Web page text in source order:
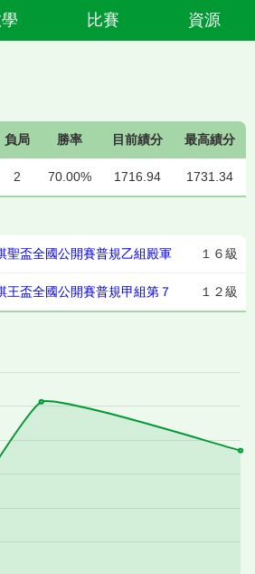
比賽 資源
負局 勝率 目前績分 最高績分
2 70.00% 1716.94 1731.34
聖盃全國公開賽普規乙組殿軍 １６級
王盃全國公開賽普規甲組第７ １２級